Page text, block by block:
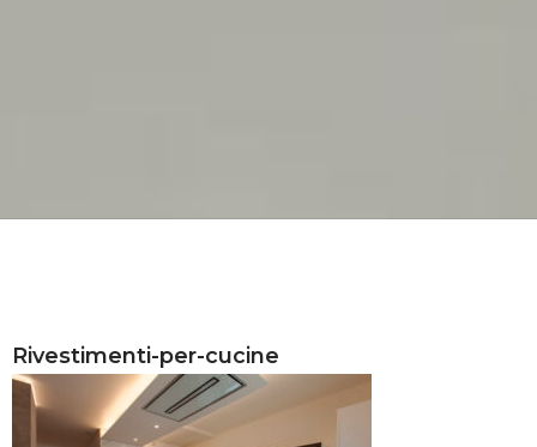
Rivestimenti-per-cucine